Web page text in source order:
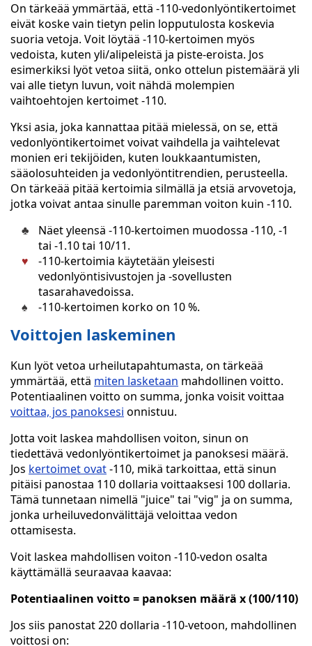
On tärkeää ymmärtää, että -110-vedonlyöntikertoimet
eivät koske vain tietyn pelin lopputulosta koskevia
suoria vetoja. Voit löytää -110-kertoimen myös
vedoista, kuten yli/alipeleistä ja piste-eroista. Jos
esimerkiksi lyöt vetoa siitä, onko ottelun pistemäärä yli
vai alle tietyn luvun, voit nähdä molempien
vaihtoehtojen kertoimet -110.
Yksi asia, joka kannattaa pitää mielessä, on se, että
vedonlyöntikertoimet voivat vaihdella ja vaihtelevat
monien eri tekijöiden, kuten loukkaantumisten,
sääolosuhteiden ja vedonlyöntitrendien, perusteella.
On tärkeää pitää kertoimia silmällä ja etsiä arvovetoja,
jotka voivat antaa sinulle paremman voiton kuin -110.
Näet yleensä -110-kertoimen muodossa -110, -1
tai -1.10 tai 10/11.
-110-kertoimia käytetään yleisesti
vedonlyöntisivustojen ja -sovellusten
tasarahavedoissa.
-110-kertoimen korko on 10 %.
Voittojen laskeminen
Kun lyöt vetoa urheilutapahtumasta, on tärkeää
ymmärtää, että miten lasketaan mahdollinen voitto.
Potentiaalinen voitto on summa, jonka voisit voittaa
voittaa, jos panoksesi onnistuu.
Jotta voit laskea mahdollisen voiton, sinun on
tiedettävä vedonlyöntikertoimet ja panoksesi määrä.
Jos kertoimet ovat-110, mikä tarkoittaa, että sinun
pitäisi panostaa 110 dollaria voittaaksesi 100 dollaria.
Tämä tunnetaan nimellä "juice" tai "vig" ja on summa,
jonka urheiluvedonvälittäjä veloittaa vedon
ottamisesta.
Voit laskea mahdollisen voiton -110-vedon osalta
käyttämällä seuraavaa kaavaa:
Potentiaalinen voitto = panoksen määrä x (100/110)
Jos siis panostat 220 dollaria -110-vetoon, mahdollinen
voittosi on: